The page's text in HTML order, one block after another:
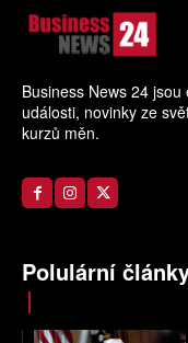
Business News 24
události, novinky ze
kurzů měn.
Polulární